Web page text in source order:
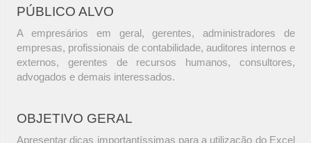
PÚBLICO ALVO
A empresários em geral, gerentes, administradores de
empresas, profissionais de contabilidade, auditores internos e
externos, gerentes de recursos humanos, consultores,
advogados e demais interessados.
OBJETIVO GERAL
Apresentar dicas importantíssimas para a utilização do Excel